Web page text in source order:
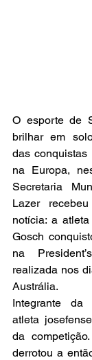
O esporte de
brilhar em
das
na Europa,
Secretaria
Lazer
notícia: a
Gosch
na
realizada nos
Austrália.
Integrante da
atleta
da
derrotou a